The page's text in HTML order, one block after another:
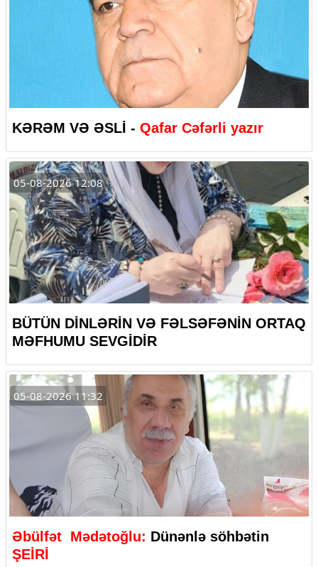
KƏRƏM VƏ ƏSLİ - Qafar Cəfərli yazır
05-08-2026 12:08
BÜTÜN DİNLƏRİN VƏ FƏLSƏFƏNİN ORTAQ
MƏFHUMU SEVGİDİR
05-08-2026 11:32
Əbülfət Mədətoğlu: Dünənlə söhbətin
ŞEİRİ